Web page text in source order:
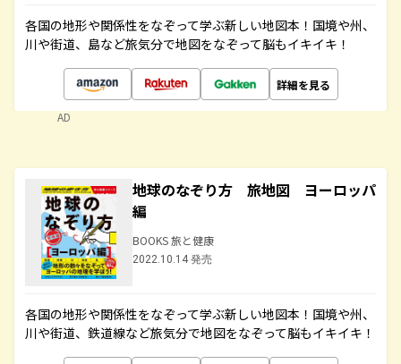
各国の地形や関係性をなぞって学ぶ新しい地図本！国境や州、
川や街道、島など旅気分で地図をなぞって脳もイキイキ！
詳細を見る
AD
地球のなぞり方 旅地図 ヨーロッパ
編
BOOKS 旅と健康
2022.10.14 発売
各国の地形や関係性をなぞって学ぶ新しい地図本！国境や州、
川や街道、鉄道線など旅気分で地図をなぞって脳もイキイキ！